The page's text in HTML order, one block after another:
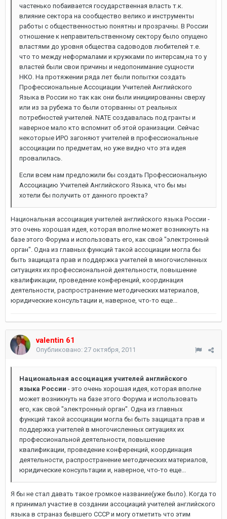
частенько побаивается государственная власть т.к.
влияние сектора на сообщество велико и инструменты
работы с общественностью понятны и прозрачны. В России
отношение к неправительственному сектору было опущено
властями до уровня общества садоводов любителей т.е.
что то между неформалами и кружками по интерсам,на то у
властей были свои причины и недопонимание сущности
НКО. На протяжении ряда лет были попытки создать
Профессиональные Ассоциации Учителей Английского
Языка в России но так как они были инициированны сверху
или из за рубежа то были оторванны от реальных
потребностей учителей. NATE создавалась под гранты и
наверное мало кто вспомнит об этой оранизации. Сейчас
некоторые ИРО загоняют учителей в профессиональные
ассоциации по предметам, но уже видно что эта идея
провалилась.
Если всем нам предложили бы создать Профессиональную
Ассоциацию Учителей Английского Языка, что бы мы
хотели бы получить от данного проекта?
Национальная ассоциация учителей английского языка России -
это очень хорошая идея, которая вполне может возникнуть на
базе этого Форума и использовать его, как свой "электронный
орган". Одна из главных функций такой ассоциации могла бы
быть защищата прав и поддержка учителей в многочисленных
ситуациях их профессиональной деятельности, повышение
квалификации, проведение конференций, координация
деятельности, распространение методических материалов,
юридические консультации и, наверное, что-то еще...
valentin 61
Опубликовано: 27 октября, 2011
Национальная ассоциация учителей английского
языка России - это очень хорошая идея, которая вполне
может возникнуть на базе этого Форума и использовать
его, как свой "электронный орган". Одна из главных
функций такой ассоциации могла бы быть защищата прав и
поддержка учителей в многочисленных ситуациях их
профессиональной деятельности, повышение
квалификации, проведение конференций, координация
деятельности, распространение методических материалов,
юридические консультации и, наверное, что-то еще...
Я бы не стал давать такое громкое название(уже было). Когда то
я принимал участие в создании ассоциаций учителей английского
языка в страназ бывшего СССР и могу отметить что этим